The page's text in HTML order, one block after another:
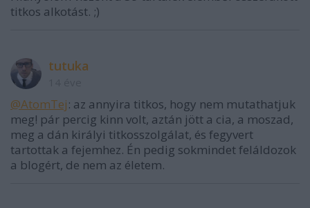
titkos alkotást. ;)
tutuka
@AtomTej: az annyira titkos, hogy nem mutathatjuk
meg! pár percig kinn volt, aztán jött a cia, a moszad,
meg a dán királyi titkosszolgálat, és fegyvert
tartottak a fejemhez. Én pedig sokmindet feláldozok
a blogért, de nem az életem.